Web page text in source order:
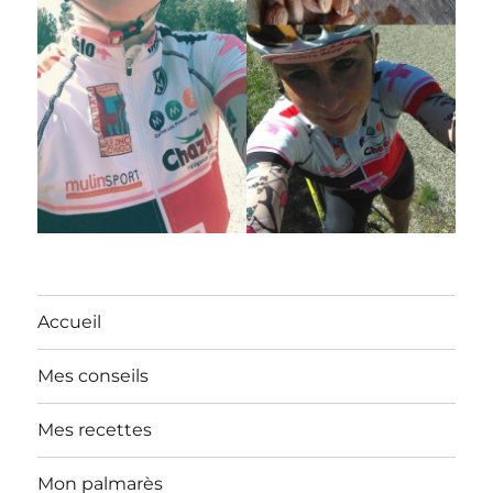
Accueil
Mes conseils
Mes recettes
Mon palmarès